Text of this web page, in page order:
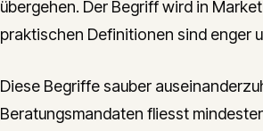
übergehen. Der Begriff wird in
praktischen Definitionen sind enger
Diese Begriffe sauber
Beratungsmandaten fliesst